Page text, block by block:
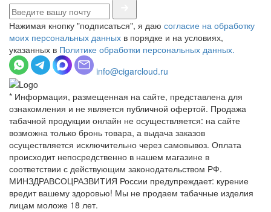
Нажимая кнопку "подписаться", я даю согласие на обработку
моих персональных данных в порядке и на условиях,
указанных в Политике обработки персональных данных.
info@cigarcloud.ru
* Информация, размещенная на сайте, представлена для
ознакомления и не является публичной офертой. Продажа
табачной продукции онлайн не осуществляется: на сайте
возможна только бронь товара, а выдача заказов
осуществляется исключительно через самовывоз. Оплата
происходит непосредственно в нашем магазине в
соответствии с действующим законодательством РФ.
МИНЗДРАВСОЦРАЗВИТИЯ России предупреждает: курение
вредит вашему здоровью! Мы не продаем табачные изделия
лицам моложе 18 лет.